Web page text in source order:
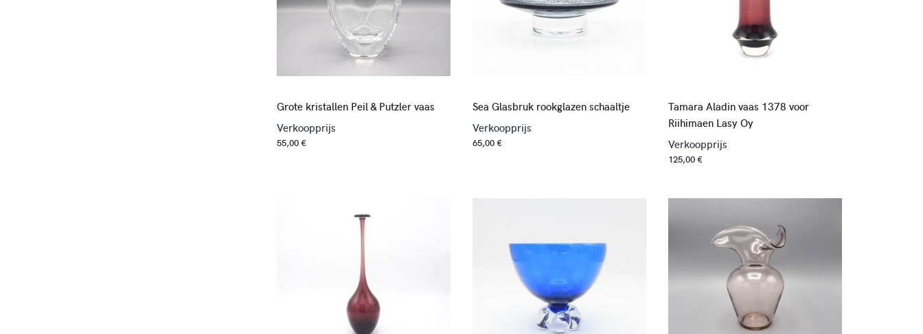
Grote kristallen Peil & Putzler vaas
Verkoopprijs
55,00 €
Sea Glasbruk rookglazen schaaltje
Verkoopprijs
65,00 €
Tamara Aladin vaas 1378 voor
Riihimaen Lasy Oy
Verkoopprijs
125,00 €